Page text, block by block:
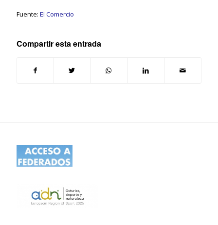
Fuente: El Comercio
Compartir esta entrada